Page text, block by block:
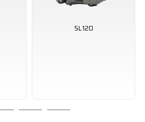
SL120